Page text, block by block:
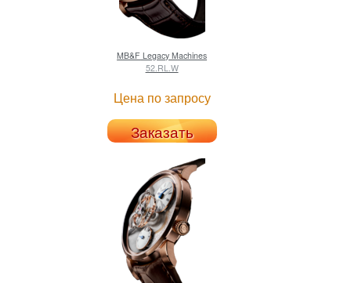
MB&F Legacy Machines
52.RL.W
Цена по запросу
Заказать